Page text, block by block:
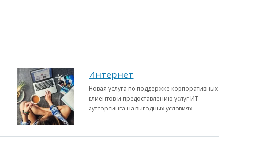
Интернет
Новая услуга по поддержке корпоративных
клиентов и предоставлению услуг ИТ-
аутсорсинга на выгодных условиях.